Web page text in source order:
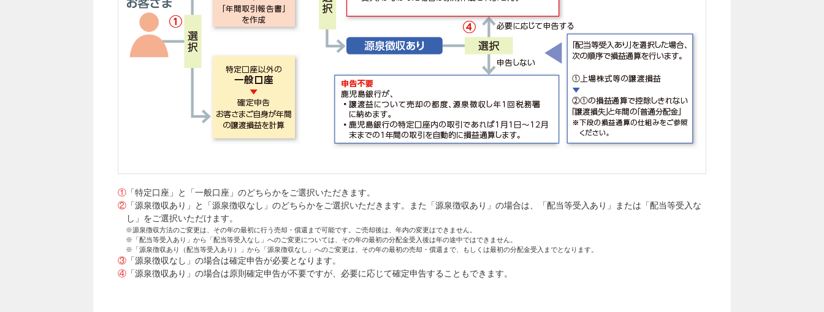
① 「特定口座」と「一般口座」のどちらかをご選択いただきます。
② 「源泉徴収あり」と「源泉徴収なし」のどちらかをご選択いただきます。また「源泉徴収あり」の場合は、「配当等受入あり」または「配当等受入な
し」をご選択いただけます。
※源泉徴収方法のご変更は、その年の最初に行う売却・償還まで可能です。ご売却後は、年内の変更はできません。
※「配当等受入あり」から「配当等受入なし」へのご変更については、その年の最初の分配金受入後は年の途中ではできません。
※「源泉徴収あり（配当等受入あり）」から「源泉徴収なし」へのご変更は、その年の最初の売却・償還まで、もしくは最初の分配金受入までとなります。
③ 「源泉徴収なし」の場合は確定申告が必要となります。
④ 「源泉徴収あり」の場合は原則確定申告が不要ですが、必要に応じて確定申告することもできます。